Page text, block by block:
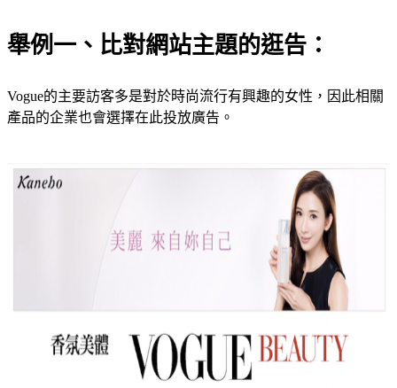
舉例一、比對網站主題的逛告：
Vogue的主要訪客多是對於時尚流行有興趣的女性，因此相關
產品的企業也會選擇在此投放廣告。